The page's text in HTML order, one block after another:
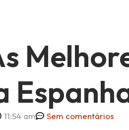
11:54 am Sem comentários